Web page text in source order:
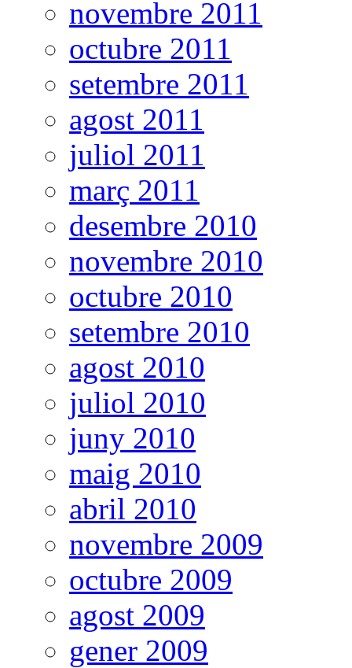
novembre 2011
octubre 2011
setembre 2011
agost 2011
juliol 2011
març 2011
desembre 2010
novembre 2010
octubre 2010
setembre 2010
agost 2010
juliol 2010
juny 2010
maig 2010
abril 2010
novembre 2009
octubre 2009
agost 2009
gener 2009